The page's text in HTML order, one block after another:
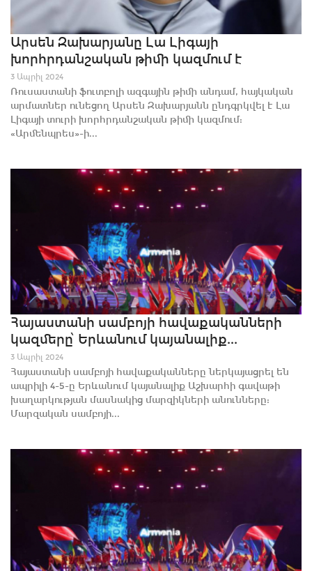
Արսեն Զախարյանը Լա Լիգայի
խորհրդանշական թիմի կազմում է
3 Ապրիլ 2024
Ռուսաստանի ֆուտբոլի ազգային թիմի անդամ, հայկական
արմատներ ունեցող Արսեն Զախարյանն ընդգրկվել է Լա
Լիգայի տուրի խորհրդանշական թիմի կազմում:
«Արմենպրես»-ի...
Հայաստանի սամբոյի հավաքականների
կազմերը՝ Երևանում կայանալիք...
3 Ապրիլ 2024
Հայաստանի սամբոյի հավաքականները ներկայացրել են
ապրիլի 4-5-ը Երևանում կայանալիք Աշխարհի գավաթի
խաղարկության մասնակից մարզիկների անունները:
Մարզական սամբոյի...